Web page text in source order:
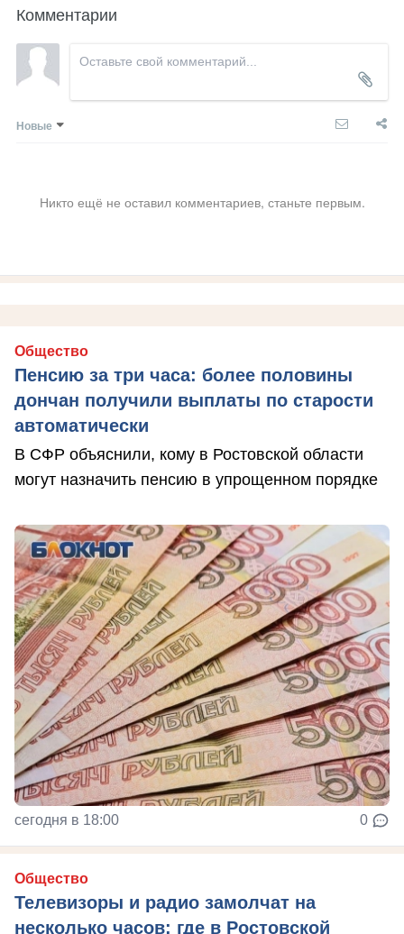
Комментарии
Новые
Никто ещё не оставил комментариев, станьте первым.
Общество
Пенсию за три часа: более половины
дончан получили выплаты по старости
автоматически
В СФР объяснили, кому в Ростовской области
могут назначить пенсию в упрощенном порядке
сегодня в 18:00 0
Общество
Телевизоры и радио замолчат на
несколько часов: где в Ростовской